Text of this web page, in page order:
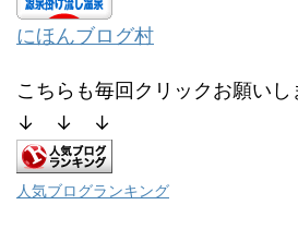
にほんブログ村
こちらも毎回クリックお願いし
↓ ↓ ↓
人気ブログランキング